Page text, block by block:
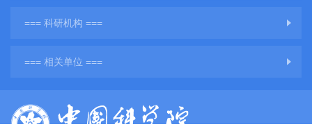
=== 科研机构 ===
=== 相关单位 ===